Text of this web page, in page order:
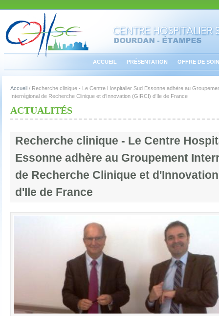
ACCUEIL PRÉSENTATION OFFRE DE
Accueil / Recherche clinique - Le Centre Hospitalier Sud Essonne adhère au
Interrégional de Recherche Clinique et d'Innovation (GIRCI) d'Ile de France
ACTUALITÉS
Recherche clinique - Le Centre
Essonne adhère au Groupement
de Recherche Clinique et
d'Ile de France